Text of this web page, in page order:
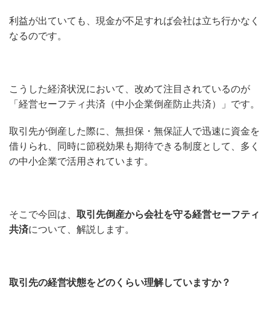
利益が出ていても、現金が不足すれば会社は立ち行かなく
なるのです。
こうした経済状況において、改めて注目されているのが
「経営セーフティ共済（中小企業倒産防止共済）」です。
取引先が倒産した際に、無担保・無保証人で迅速に資金を
借りられ、同時に節税効果も期待できる制度として、多く
の中小企業で活用されています。
そこで今回は、 取引先倒産から会社を守る経営セーフティ
共済について、解説します。
取引先の経営状態をどのくらい理解していますか？